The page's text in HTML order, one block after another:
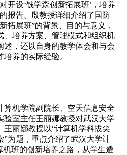
开设‘钱学森创新拓展班’，培养
报告。殷教授详细介绍了国防
拓展班”的背景、目的与意义，
、培养方案、管理模式和组织机
述，还以自身的教学体会和与会
养的实际经验。
算机学院副院长、空天信息安全
验室主任王丽娜教授对武汉大学
王丽娜教授以“计算机学科拔尖
”为题，重点介绍了武汉大学计
机班的创新培养之路，从学生遴